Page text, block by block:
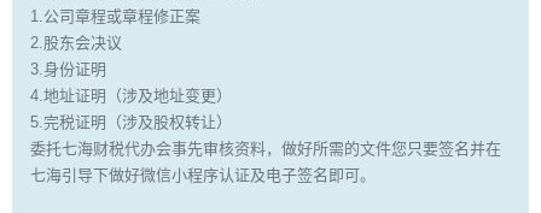
1.公司章程或章程修正案
2.股东会决议
3.身份证明
4.地址证明（涉及地址变更）
5.完税证明（涉及股权转让）
委托七海财税代办会事先审核资料，做好所需的文件您只要签名并在
七海引导下做好微信小程序认证及电子签名即可。